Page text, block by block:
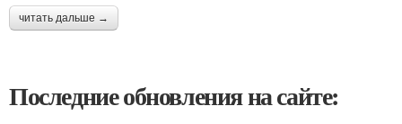
читать дальше →
Последние обновления на сайте: